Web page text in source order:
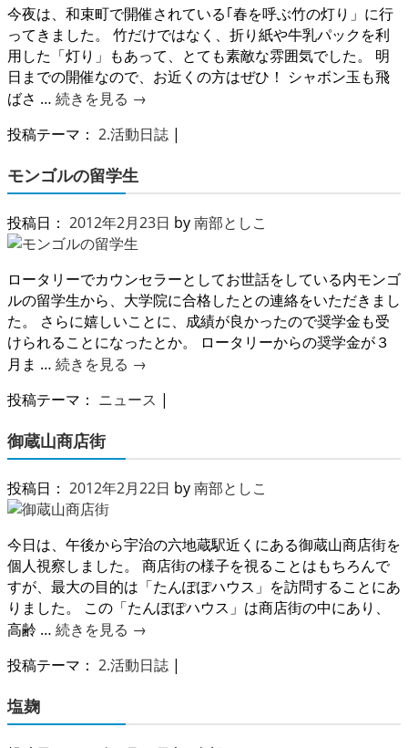
今夜は、和束町で開催されている｢春を呼ぶ竹の灯り」に行
ってきました。 竹だけではなく、折り紙や牛乳パックを利
用した「灯り」もあって、とても素敵な雰囲気でした。 明
日までの開催なので、お近くの方はぜひ！ シャボン玉も飛
ばさ … 続きを見る →
投稿テーマ： 2.活動日誌 |
モンゴルの留学生
投稿日： 2012年2月23日 by南部としこ
ロータリーでカウンセラーとしてお世話をしている内モンゴ
ルの留学生から、大学院に合格したとの連絡をいただきまし
た。 さらに嬉しいことに、成績が良かったので奨学金も受
けられることになったとか。 ロータリーからの奨学金が３
月ま … 続きを見る →
投稿テーマ： ニュース |
御蔵山商店街
投稿日： 2012年2月22日 by南部としこ
今日は、午後から宇治の六地蔵駅近くにある御蔵山商店街を
個人視察しました。 商店街の様子を視ることはもちろんで
すが、最大の目的は「たんぽぽハウス」を訪問することにあ
りました。 この「たんぽぽハウス」は商店街の中にあり、
高齢 … 続きを見る →
投稿テーマ： 2.活動日誌 |
塩麹